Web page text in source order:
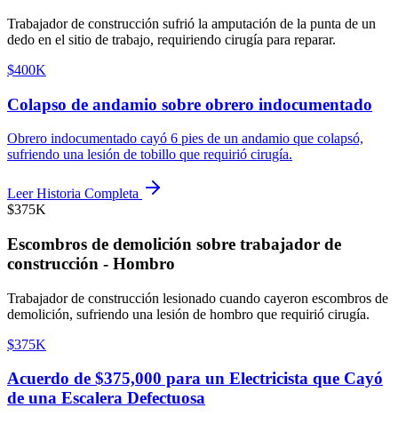
Trabajador de construcción sufrió la amputación de la punta de un
dedo en el sitio de trabajo, requiriendo cirugía para reparar.
$400K
Colapso de andamio sobre obrero indocumentado
Obrero indocumentado cayó 6 pies de un andamio que colapsó,
sufriendo una lesión de tobillo que requirió cirugía.
Leer Historia Completa
$375K
Escombros de demolición sobre trabajador de
construcción - Hombro
Trabajador de construcción lesionado cuando cayeron escombros de
demolición, sufriendo una lesión de hombro que requirió cirugía.
$375K
Acuerdo de $375,000 para un Electricista que Cayó
de una Escalera Defectuosa